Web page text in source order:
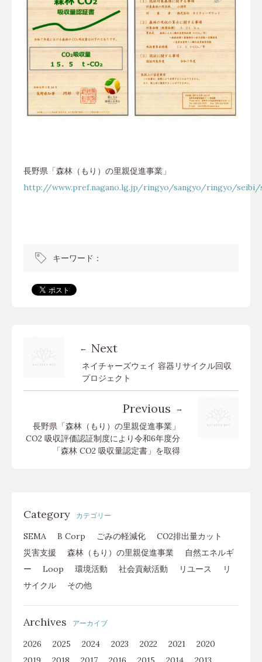
長野県「森林（もり）の里親促進事業」
http://www.pref.nagano.lg.jp/ringyo/sangyo/ringyo/seibi/
キーワード：
Next
ネイチャーズウェイ 容器リサイクル回収
プロジェクト
Previous
長野県「森林（もり）の里親促進事業」
CO2 吸収評価認証制度により令和6年度分
「森林 CO2 吸収量認定書」を取得
Category カテゴリー
SEMA B Corp ごみの軽減化
CO2排出量カット
災害支援
森林（もり）の里親促進事業
自然エネルギ
ー
Loop 環境活動 社会貢献活動 リユース
リ
サイクル
その他
Archives アーカイブ
2026 2025 2024 2023 2022 2021
2020